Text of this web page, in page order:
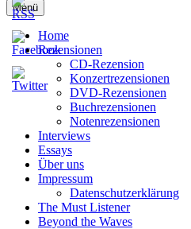
Menü
Home
Rezensionen
CD-Rezension
Konzertrezensionen
DVD-Rezensionen
Buchrezensionen
Notenrezensionen
Interviews
Essays
Über uns
Impressum
Datenschutzerklärung
The Must Listener
Beyond the Waves